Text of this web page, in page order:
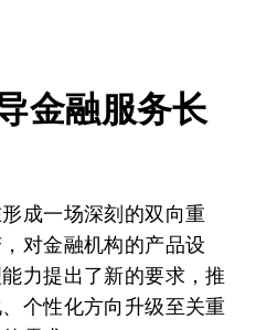
金融服务长
成一场深刻的双向重
对金融机构的产品设
力提出了新的要求，推
个性化方向升级至关重